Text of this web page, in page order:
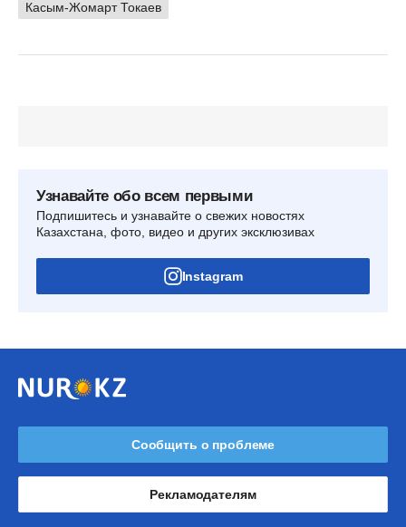
Касым-Жомарт Токаев
Узнавайте обо всем первыми
Подпишитесь и узнавайте о свежих новостях
Казахстана, фото, видео и других эксклюзивах
Instagram
Сообщить о проблеме
Рекламодателям